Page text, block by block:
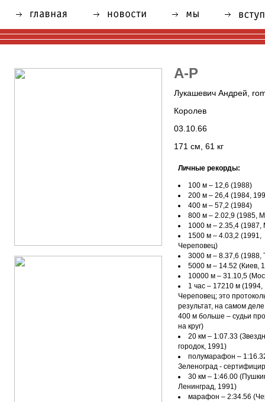
А-P
Лукашевич Андрей,
Королев
03.10.66
171 см, 61 кг
Личные рекорды:
100 м – 12,6 (1988)
200 м – 26,4 (1984,
400 м – 57,2 (1984)
800 м – 2.02,9 (1985,
1000 м – 2.35,4 (1987,
1500 м – 4.03,2 (1991,
Череповец)
3000 м – 8.37,6 (1988,
5000 м – 14.52 (Киев,
10000 м – 31.10,5
1 час – 17210 м (1994,
Череповец; это
результат, на самом
400 м больше – судьи
на круг)
20 км – 1:07.33
городок, 1991)
полумарафон –
Зеленоград -
30 км – 1:46.00
Ленинград, 1991)
марафон – 2:34.56